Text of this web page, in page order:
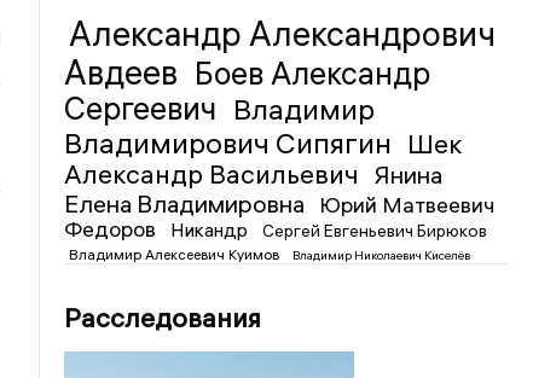
Александр Александрович
Авдеев Боев Александр
Сергеевич Владимир
Владимирович Сипягин Шек
Александр Васильевич
Янина
Елена Владимировна
Юрий Матвеевич
Федоров
Никандр Сергей Евгеньевич Бирюков
Владимир Алексеевич Куимов Владимир Николаевич Киселёв
Расследования